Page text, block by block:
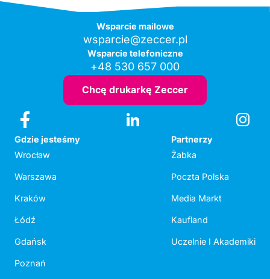
Wsparcie mailowe
wsparcie@zeccer.pl
Wsparcie telefoniczne
+48 530 657 000
Chcę drukarkę Zeccer
Gdzie jesteśmy
Wrocław
Warszawa
Kraków
Łódź
Gdańsk
Poznań
Partnerzy
Żabka
Poczta Polska
Media Markt
Kaufland
Uczelnie I Akademiki